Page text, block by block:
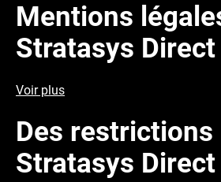
Mentions
Stratasys Direct
Voir plus
Des restrictions
Stratasys Direct